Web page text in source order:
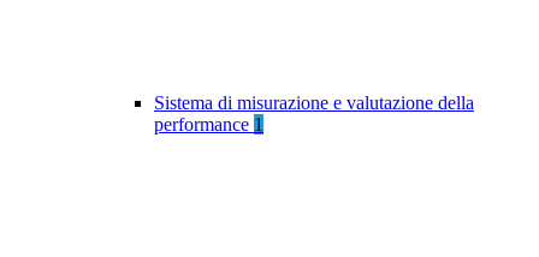
Sistema di misurazione e valutazione della
performance 1